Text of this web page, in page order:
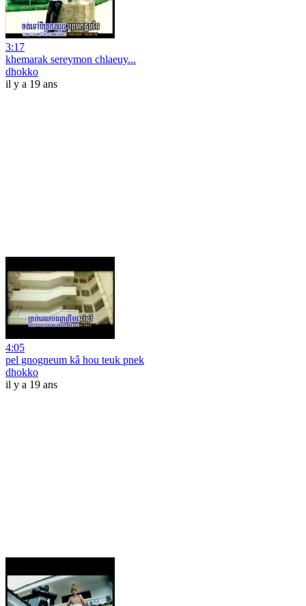
3:17
khemarak sereymon chlaeuy...
dhokko
il y a 19 ans
4:05
pel gnogneum kâ hou teuk pnek
dhokko
il y a 19 ans